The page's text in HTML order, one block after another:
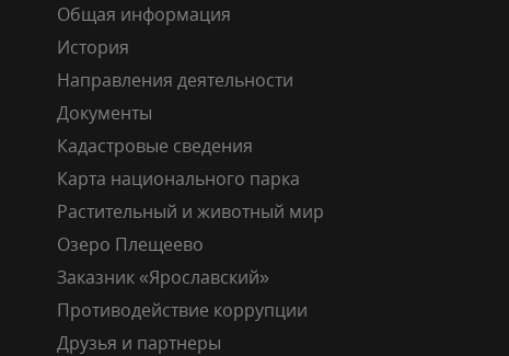
Общая информация
История
Направления деятельности
Документы
Кадастровые сведения
Карта национального парка
Растительный и животный мир
Озеро Плещеево
Заказник «Ярославский»
Противодействие коррупции
Друзья и партнеры